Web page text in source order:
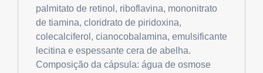
palmitato de retinol, riboflavina, mononitrato
de tiamina, cloridrato de piridoxina,
colecalciferol, cianocobalamina, emulsificante
lecitina e espessante cera de abelha.
Composição da cápsula: água de osmose